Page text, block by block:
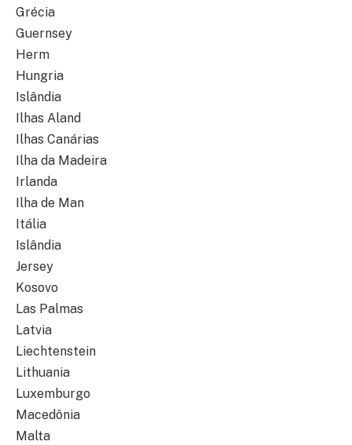
Grécia
Guernsey
Herm
Hungria
Islândia
Ilhas Aland
Ilhas Canárias
Ilha da Madeira
Irlanda
Ilha de Man
Itália
Islândia
Jersey
Kosovo
Las Palmas
Latvia
Liechtenstein
Lithuania
Luxemburgo
Macedônia
Malta